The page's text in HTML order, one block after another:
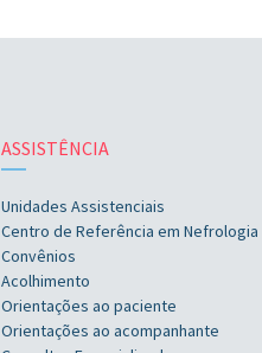
ASSISTÊNCIA
Unidades Assistenciais
Centro de Referência em Nefrologia
Convênios
Acolhimento
Orientações ao paciente
Orientações ao acompanhante